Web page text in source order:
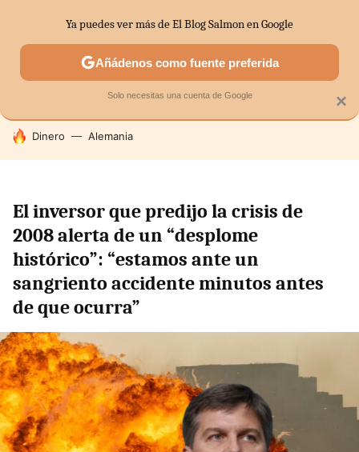
SECTORES ECONOMÍA DOMÉSTICA MERCADOS
HOY SE HABLA DE
Dinero Alemania
El inversor que predijo la crisis de
2008 alerta de un “desplome
histórico”: “estamos ante un
sangriento accidente minutos antes
de que ocurra”
×
Ya puedes ver más de El Blog Salmon en Google
Añádenos como fuente preferida
Solo necesitas una cuenta de Google